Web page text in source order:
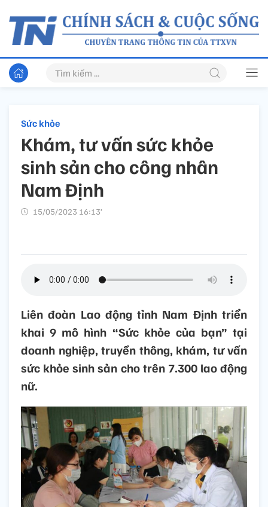
Sức khỏe
Khám, tư vấn sức khỏe
sinh sản cho công nhân
Nam Định
15/05/2023 16:13’
Liên đoàn Lao động tỉnh Nam Định triển
khai 9 mô hình “Sức khỏe của bạn” tại
doanh nghiệp, truyền thông, khám, tư vấn
sức khỏe sinh sản cho trên 7.300 lao động
nữ.